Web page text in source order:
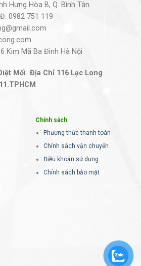
Hưng Hòa B, Q. Bình Tân
0982 751 119
Kim Mã Ba Đình Hà Nội
Mối Địa Chỉ 116 Lạc Long
Chính sách
Phương thức thanh toán
Chính sách vận chuyển
Điều khoản sử dụng
Chính sách bảo mật